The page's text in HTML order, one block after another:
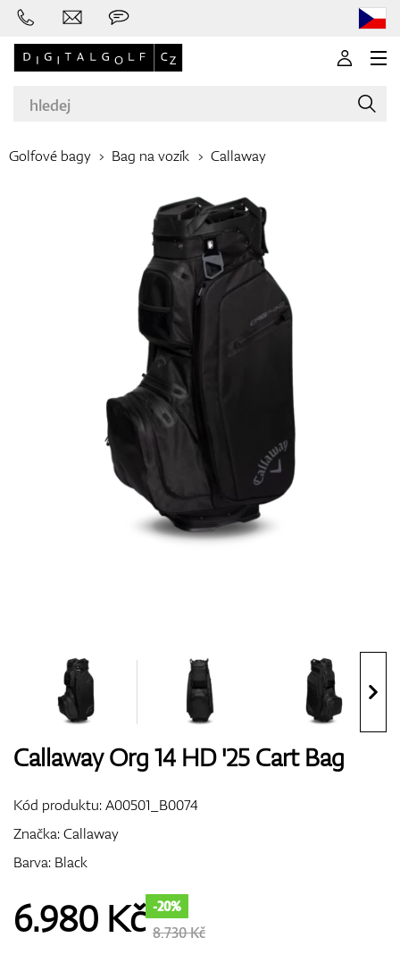
Značky
Golfové hole
Oblečení
Boty
Rukavice
Bagy
Golfové bagy Bag na vozík Callaway
Callaway Org 14 HD '25 Cart Bag
Kód produktu:A00501_B0074
Značka:Callaway
Barva: Black
6.980 Kč -20%
8.730 Kč